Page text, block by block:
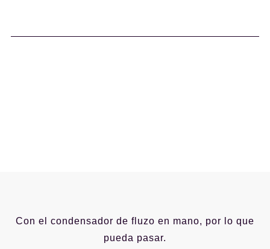
Con el condensador de fluzo en mano, por lo que
pueda pasar.